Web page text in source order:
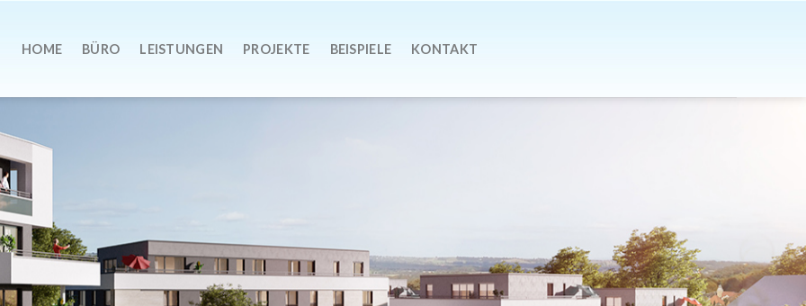
HOME BÜRO LEISTUNGEN PROJEKTE BEISPIELE KONTAKT